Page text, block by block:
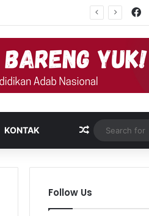
KONTAK Random
Follow Us